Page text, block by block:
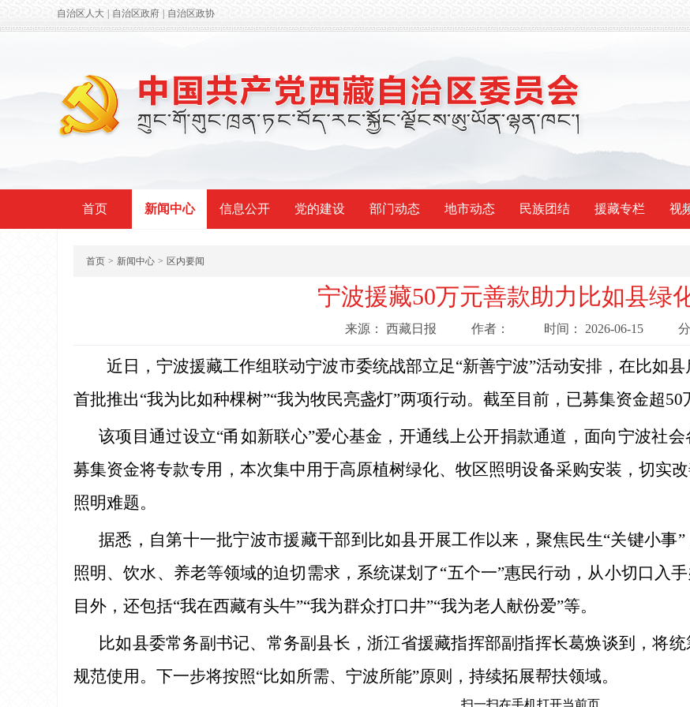
自治区人大 自治区政府 自治区政协
首页 新闻中心 信息公开 党的建设 部门动态 地市动态 民族团结 援藏专栏 视
首页 > 新闻中心 > 区内要闻
宁波援藏50万元善款助力比如县绿
来源： 西藏日报 作者： 时间： 2026-06-15
近日，宁波援藏工作组联动宁波市委统战部立足“新善宁波”活动安排，在比如县
首批推出“我为比如种棵树”“我为牧民亮盏灯”两项行动。截至目前，已募集资金超50
该项目通过设立“甬如新联心”爱心基金，开通线上公开捐款通道，面向宁波社
募集资金将专款专用，本次集中用于高原植树绿化、牧区照明设备采购安装，切实
照明难题。
据悉，自第十一批宁波市援藏干部到比如县开展工作以来，聚焦民生“关键小事
照明、饮水、养老等领域的迫切需求，系统谋划了“五个一”惠民行动，从小切口入
目外，还包括“我在西藏有头牛”“我为群众打口井”“我为老人献份爱”等。
比如县委常务副书记、常务副县长，浙江省援藏指挥部副指挥长葛焕谈到，将
规范使用。下一步将按照“比如所需、宁波所能”原则，持续拓展帮扶领域。
扫一扫在手机打开当前页